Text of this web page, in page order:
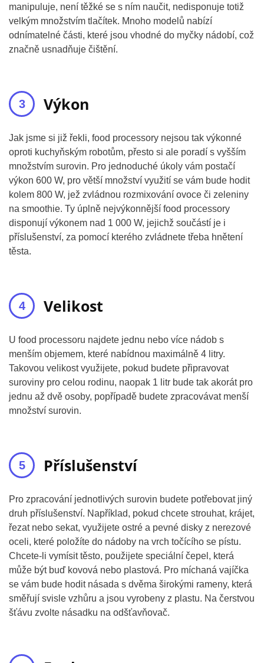
manipuluje, není těžké se s ním naučit, nedisponuje totiž
velkým množstvím tlačítek. Mnoho modelů nabízí
odnímatelné části, které jsou vhodné do myčky nádobí, což
značně usnadňuje čištění.
Výkon
Jak jsme si již řekli, food processory nejsou tak výkonné
oproti kuchyňským robotům, přesto si ale poradí s vyšším
množstvím surovin. Pro jednoduché úkoly vám postačí
výkon 600 W, pro větší množství využití se vám bude hodit
kolem 800 W, jež zvládnou rozmixování ovoce či zeleniny
na smoothie. Ty úplně nejvýkonnější food processory
disponují výkonem nad 1 000 W, jejichž součástí je i
příslušenství, za pomocí kterého zvládnete třeba hnětení
těsta.
Velikost
U food processoru najdete jednu nebo více nádob s
menším objemem, které nabídnou maximálně 4 litry.
Takovou velikost využijete, pokud budete připravovat
suroviny pro celou rodinu, naopak 1 litr bude tak akorát pro
jednu až dvě osoby, popřípadě budete zpracovávat menší
množství surovin.
Příslušenství
Pro zpracování jednotlivých surovin budete potřebovat jiný
druh příslušenství. Například, pokud chcete strouhat, krájet,
řezat nebo sekat, využijete ostré a pevné disky z nerezové
oceli, které položíte do nádoby na vrch točícího se pístu.
Chcete-li vymísit těsto, použijete speciální čepel, která
může být buď kovová nebo plastová. Pro míchaná vajíčka
se vám bude hodit násada s dvěma širokými rameny, která
směřují svisle vzhůru a jsou vyrobeny z plastu. Na čerstvou
šťávu zvolte násadku na odšťavňovač.